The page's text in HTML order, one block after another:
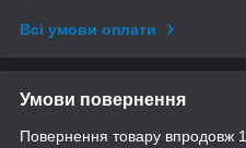
Всі умови оплати
Умови повернення
Повернення товару впродовж